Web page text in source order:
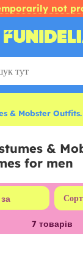
not
& Mobster
&
for men
7 товарів